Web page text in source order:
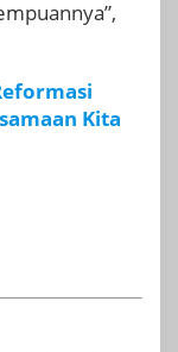
Kita